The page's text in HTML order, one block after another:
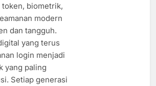
biometrik,
modern
dan tangguh.
yang terus
login menjadi
yang paling
Setiap generasi